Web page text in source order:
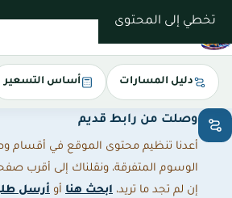
تخطي إلى المحتوى
دليل المسارات أساس التسعير
وصلت من رابط قديم
أعدنا تنظيم محتوى الموقع في أقسام
الوسوم المتفرقة، ونقلناك إلى أقرب
إن لم تجد ما تريد، ابحث هنا أو أرسل